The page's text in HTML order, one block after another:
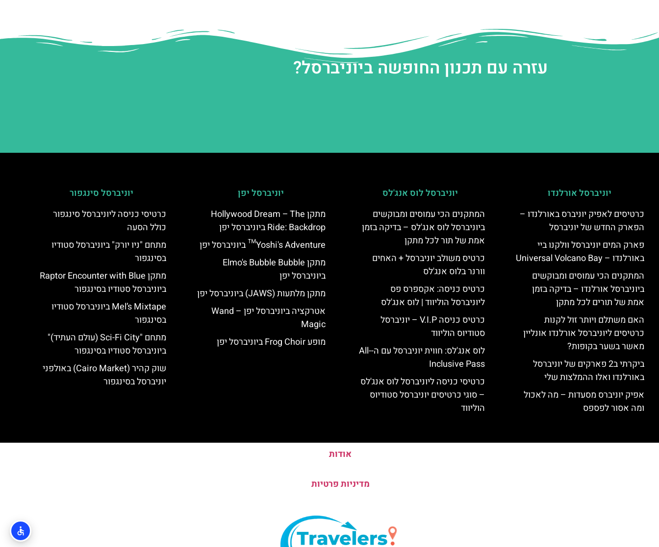
עזרה עם תכנון החופשה ביוניברסל?
יוניברסל אורלנדו
כרטיסים לאפיק יוניברס באורלנדו –
הפארק החדש של יוניברסל
פארק המים יוניברסל וולקנו ביי
באורלנדו – Universal Volcano Bay
המתקנים הכי עמוסים ומבוקשים
ביוניברסל אורלנדו – בדיקה בזמן
אמת של תורים לכל מתקן
האם משתלם ויותר זול לקנות
כרטיסים ליוניברסל אורלנדו אונליין
מאשר בשער בקופות?
ביקרתי ב2 פארקים של יוניברסל
באורלנדו ואלו ההמלצות שלי
אפיק יוניברס מסעדות – מה לאכול
ומה אסור לפספס
יוניברסל לוס אנג'לס
המתקנים הכי עמוסים ומבוקשים
ביוניברסל לוס אנג'לס – בדיקה בזמן
אמת של תור לכל מתקן
כרטיס משולב יוניברסל + האחים
וורנר בלוס אנג'לס
כרטיס כניסה: אקספרס פס
ליוניברסל הוליווד | לוס אנג'לס
כרטיס כניסה V.I.P – יוניברסל
סטודיוס הוליווד
לוס אנג'לס: חווית יוניברסל עם ה-All-
Inclusive Pass
כרטיסי כניסה ליוניברסל לוס אנג'לס
– סוגי כרטיסים יוניברסל סטודיוס
הוליווד
יוניברסל יפן
מתקן Hollywood Dream – The
Ride: Backdrop ביוניברסל יפן
Yoshi's Adventure™ ביוניברסל יפן
מתקן Elmo's Bubble Bubble
ביוניברסל יפן
מתקן מלתעות (JAWS) ביוניברסל יפן
אטרקציה ביוניברסל יפן – Wand
Magic
מופע Frog Choir ביוניברסל יפן
יוניברסל סינגפור
כרטיסי כניסה ליוניברסל סינגפור
כולל הסעה
מתחם "ניו יורק" ביוניברסל סטודיו
בסינגפור
מתקן Raptor Encounter with Blue
ביוניברסל סטודיו בסינגפור
Mel’s Mixtape ביוניברסל סטודיו
בסינגפור
מתחם "Sci-Fi City (עולם העתיד)"
ביוניברסל סטודיו בסינגפור
שוק קהיר (Cairo Market) באולפני
יוניברסל בסינגפור
אודות
מדיניות פרטיות